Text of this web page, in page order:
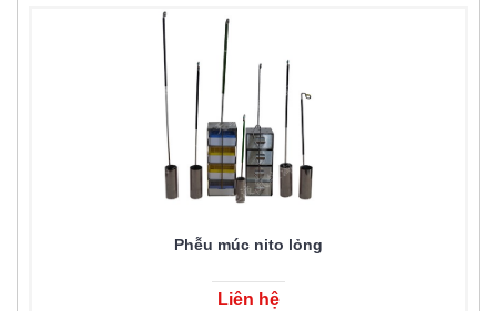
Phễu múc nito lỏng
Liên hệ